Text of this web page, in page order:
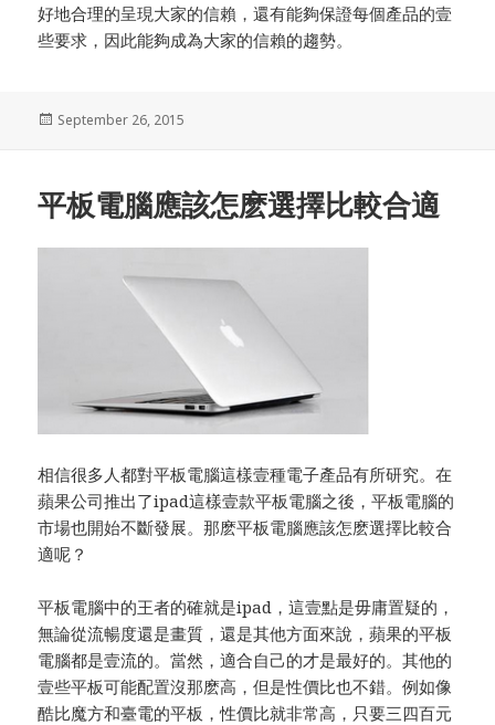
好地合理的呈現大家的信賴，還有能夠保證每個產品的壹
些要求，因此能夠成為大家的信賴的趨勢。
Posted
September 26, 2015
平板電腦應該怎麽選擇比較合適
相信很多人都對平板電腦這樣壹種電子產品有所研究。在
蘋果公司推出了ipad這樣壹款平板電腦之後，平板電腦的
市場也開始不斷發展。那麽平板電腦應該怎麽選擇比較合
適呢？
平板電腦中的王者的確就是ipad，這壹點是毋庸置疑的，
無論從流暢度還是畫質，還是其他方面來說，蘋果的平板
電腦都是壹流的。當然，適合自己的才是最好的。其他的
壹些平板可能配置沒那麽高，但是性價比也不錯。例如像
酷比魔方和臺電的平板，性價比就非常高，只要三四百元